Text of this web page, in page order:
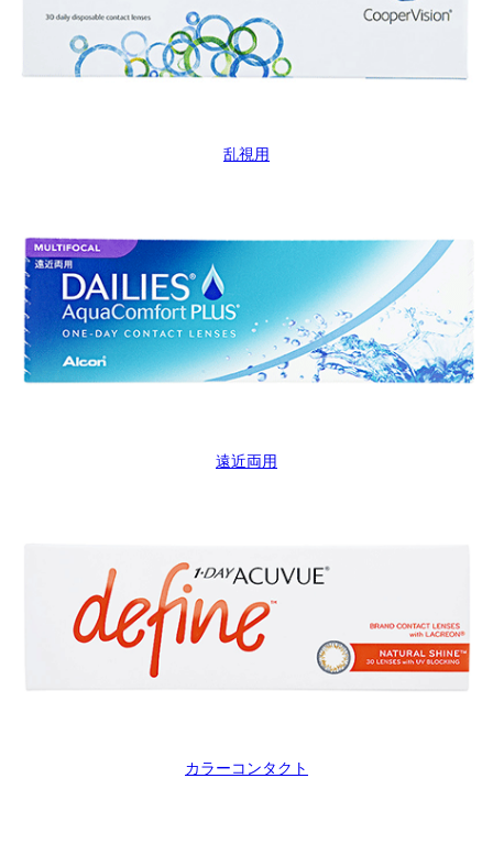
乱視用
遠近両用
カラーコンタクト